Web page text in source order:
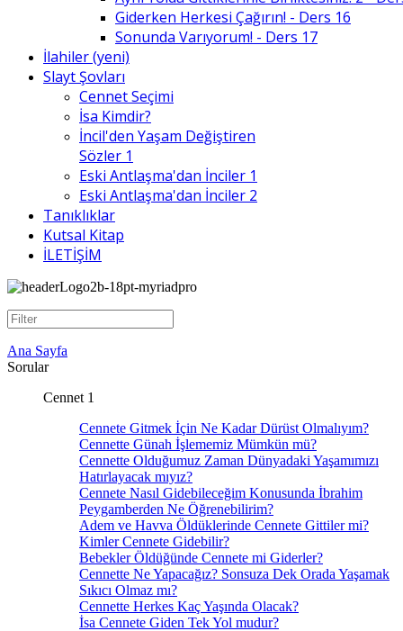
Giderken Herkesi Çağırın! - Ders 16
Sonunda Varıyorum! - Ders 17
İlahiler (yeni)
Slayt Şovları
Cennet Seçimi
İsa Kimdir?
İncil'den Yaşam Değiştiren
Sözler 1
Eski Antlaşma'dan İnciler 1
Eski Antlaşma'dan İnciler 2
Tanıklıklar
Kutsal Kitap
İLETİŞİM
Ana Sayfa
Sorular
Cennet 1
Cennete Gitmek İçin Ne Kadar Dürüst Olmalıyım?
Cennette Günah İşlememiz Mümkün mü?
Cennette Olduğumuz Zaman Dünyadaki Yaşamımızı
Hatırlayacak mıyız?
Cennete Nasıl Gidebileceğim Konusunda İbrahim
Peygamberden Ne Öğrenebilirim?
Adem ve Havva Öldüklerinde Cennete Gittiler mi?
Kimler Cennete Gidebilir?
Bebekler Öldüğünde Cennete mi Giderler?
Cennette Ne Yapacağız? Sonsuza Dek Orada Yaşamak
Sıkıcı Olmaz mı?
Cennette Herkes Kaç Yaşında Olacak?
İsa Cennete Giden Tek Yol mudur?